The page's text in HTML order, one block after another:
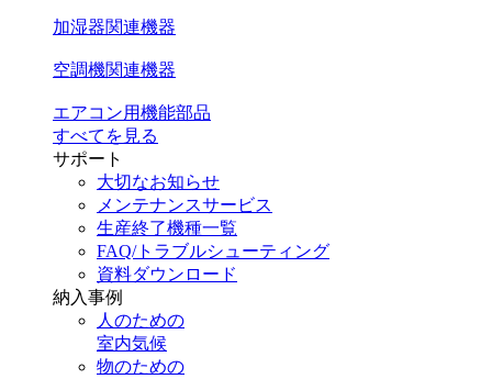
加湿器関連機器
空調機関連機器
エアコン用機能部品
すべてを見る
サポート
大切なお知らせ
メンテナンスサービス
生産終了機種一覧
FAQ/トラブルシューティング
資料ダウンロード
納入事例
人のための
室内気候
物のための